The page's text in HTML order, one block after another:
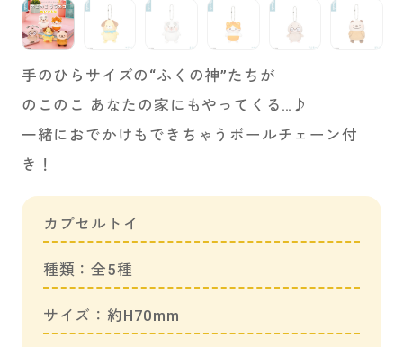
手のひらサイズの“ふくの神”たちが
のこのこ あなたの家にもやってくる…♪
一緒におでかけもできちゃうボールチェーン付
き！
カプセルトイ
種類：全5種
サイズ：約H70mm